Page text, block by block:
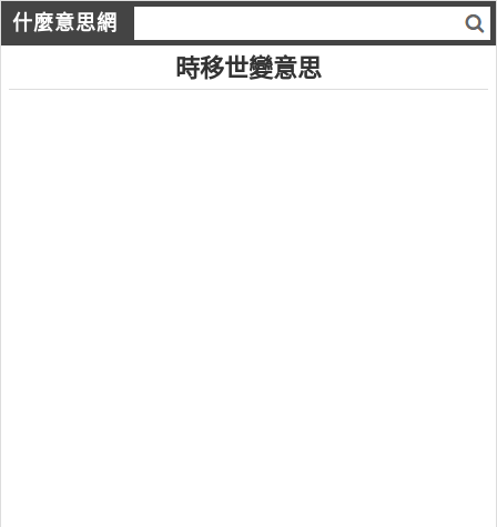
什麼意思網
時移世變意思